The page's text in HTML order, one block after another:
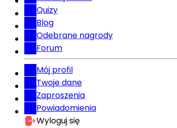
Quizy
Blog
Odebrane nagrody
Forum
Mój profil
Twoje dane
Zaproszenia
Powiadomienia
Wyloguj się